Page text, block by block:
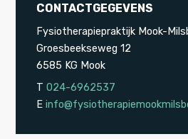
CONTACTGEGEVENS
Fysiotherapiepraktijk Mook-
Groesbeekseweg 12
6585 KG Mook
T024-6962537
E